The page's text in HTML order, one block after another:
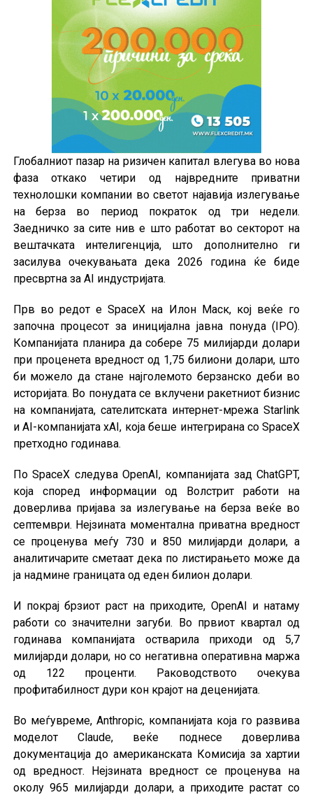
Глобалниот пазар на ризичен капитал влегува во нова
фаза откако четири од највредните приватни
технолошки компании во светот најавија излегување
на берза во период пократок од три недели.
Заедничко за сите нив е што работат во секторот на
вештачката интелигенција, што дополнително ги
засилува очекувањата дека 2026 година ќе биде
пресвртна за AI индустријата.
Прв во редот е SpaceX на Илон Маск, кој веќе го
започна процесот за иницијална јавна понуда (IPO).
Компанијата планира да собере 75 милијарди долари
при проценета вредност од 1,75 билиони долари, што
би можело да стане најголемото берзанско деби во
историјата. Во понудата се вклучени ракетниот бизнис
на компанијата, сателитската интернет-мрежа Starlink
и AI-компанијата xAI, која беше интегрирана со SpaceX
претходно годинава.
По SpaceX следува OpenAI, компанијата зад ChatGPT,
која според информации од Волстрит работи на
доверлива пријава за излегување на берза веќе во
септември. Нејзината моментална приватна вредност
се проценува меѓу 730 и 850 милијарди долари, а
аналитичарите сметаат дека по листирањето може да
ја надмине границата од еден билион долари.
И покрај брзиот раст на приходите, OpenAI и натаму
работи со значителни загуби. Во првиот квартал од
годинава компанијата остварила приходи од 5,7
милијарди долари, но со негативна оперативна маржа
од 122 проценти. Раководството очекува
профитабилност дури кон крајот на деценијата.
Во меѓувреме, Anthropic, компанијата која го развива
моделот Claude, веќе поднесе доверлива
документација до американската Комисија за хартии
од вредност. Нејзината вредност се проценува на
околу 965 милијарди долари, а приходите растат со